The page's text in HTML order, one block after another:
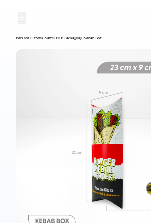
Beranda>Produk Kami>FNB Packaging>Kebab Box